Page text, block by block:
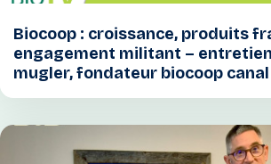
Biocoop : croissance, produits
engagement militant –
mugler, fondateur biocoop